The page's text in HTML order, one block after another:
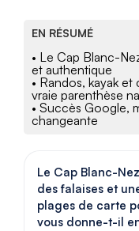
EN RÉSUMÉ
• Le Cap Blanc-
et authentique
• Randos, kayak
vraie parenthèse
• Succès Google,
changeante
Le Cap Blanc-
des falaises et
plages de carte
vous donne-t-il